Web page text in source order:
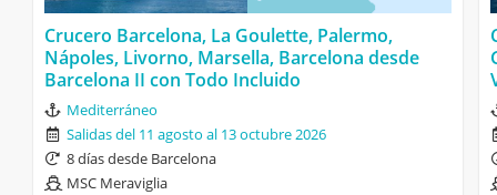
Crucero Barcelona, La Goulette, Palermo,
Nápoles, Livorno, Marsella, Barcelona desde
Barcelona II con Todo Incluido
Mediterráneo
Salidas del 11 agosto al 13 octubre 2026
8 días desde Barcelona
MSC Meraviglia